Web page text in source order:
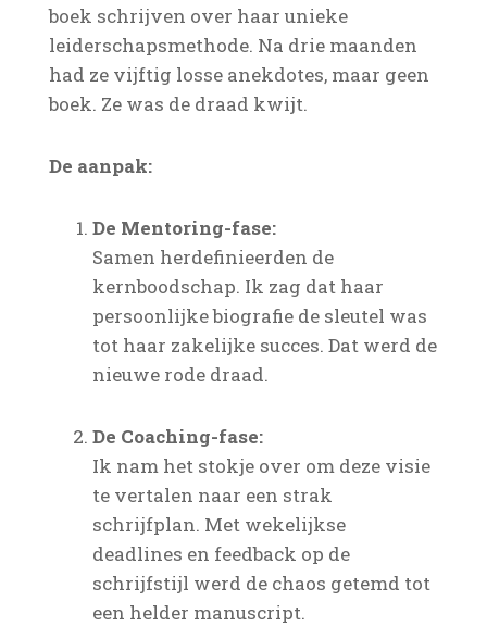
boek schrijven over haar unieke
leiderschapsmethode. Na drie maanden
had ze vijftig losse anekdotes, maar geen
boek. Ze was de draad kwijt.
De aanpak:
De Mentoring-fase:
Samen herdefinieerden de
kernboodschap. Ik zag dat haar
persoonlijke biografie de sleutel was
tot haar zakelijke succes. Dat werd de
nieuwe rode draad.
De Coaching-fase:
Ik nam het stokje over om deze visie
te vertalen naar een strak
schrijfplan. Met wekelijkse
deadlines en feedback op de
schrijfstijl werd de chaos getemd tot
een helder manuscript.